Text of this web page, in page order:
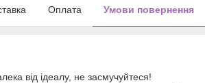
Оплата Умови повернення
від ідеалу, не засмучуйтеся!